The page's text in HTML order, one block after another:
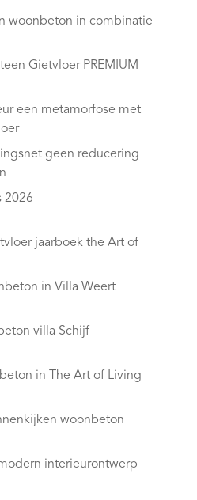
woonbeton in combinatie
Gietvloer PREMIUM
een metamorfose met
geen reducering
2026
jaarboek the Art of
in Villa Weert
villa Schijf
in The Art of Living
woonbeton
interieurontwerp